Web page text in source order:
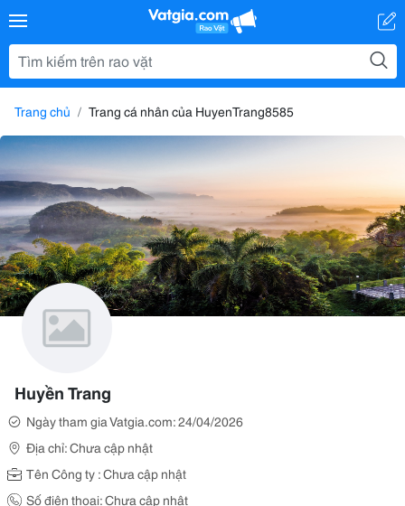
Trang chủ Trang cá nhân của HuyenTrang8585
Huyền Trang
Ngày tham gia Vatgia.com: 24/04/2026
Địa chỉ: Chưa cập nhật
Tên Công ty : Chưa cập nhật
Số điện thoại: Chưa cập nhật